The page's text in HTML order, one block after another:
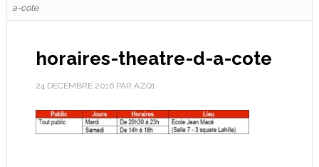
a-cote
horaires-theatre-d-a-cote
24 DÉCEMBRE 2016PAR AZQ1